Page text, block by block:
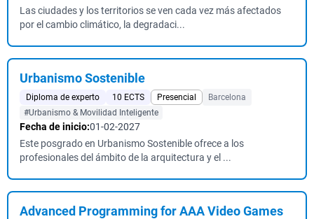
Las ciudades y los territorios se ven cada vez más afectados
por el cambio climático, la degradaci...
Urbanismo Sostenible
Diploma de experto 10 ECTS Presencial
Barcelona
#Urbanismo & Movilidad Inteligente
Fecha de inicio:01-02-2027
Este posgrado en Urbanismo Sostenible ofrece a los
profesionales del ámbito de la arquitectura y el ...
Advanced Programming for AAA Video Games